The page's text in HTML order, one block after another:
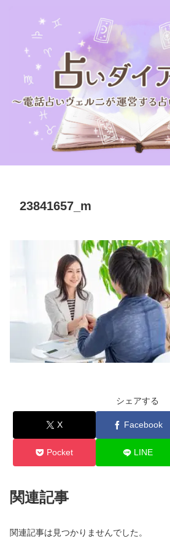
23841657_m
シェアする
X Facebook
Pocket LINE
関連記事
関連記事は見つかりませんでした。